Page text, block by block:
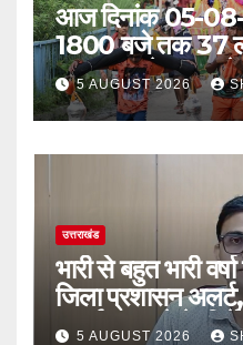
आज दिनांक 05-
1800 बजे तक 37
भक्त जल लेकर अपने
चुके
5 AUGUST 2026
उत्तराखंड
भारी से बहुत भारी
जिला प्रशासन अलर्ट,
अलर्ट पर रहने के
5 AUGUST 2026